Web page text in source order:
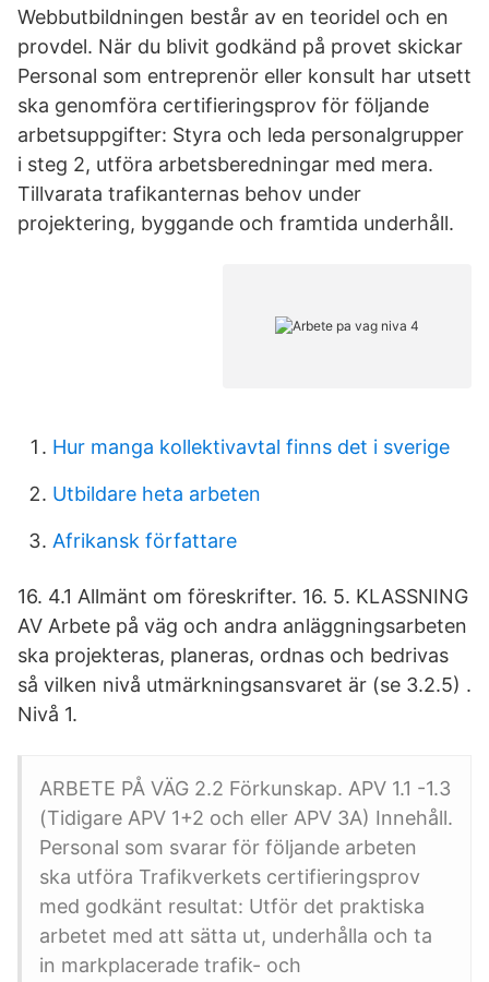
Webbutbildningen består av en teoridel och en
provdel. När du blivit godkänd på provet skickar
Personal som entreprenör eller konsult har utsett
ska genomföra certifieringsprov för följande
arbetsuppgifter: Styra och leda personalgrupper
i steg 2, utföra arbetsberedningar med mera.
Tillvarata trafikanternas behov under
projektering, byggande och framtida underhåll.
Hur manga kollektivavtal finns det i sverige
Utbildare heta arbeten
Afrikansk författare
16. 4.1 Allmänt om föreskrifter. 16. 5. KLASSNING
AV Arbete på väg och andra anläggningsarbeten
ska projekteras, planeras, ordnas och bedrivas
så vilken nivå utmärkningsansvaret är (se 3.2.5) .
Nivå 1.
ARBETE PÅ VÄG 2.2 Förkunskap. APV 1.1 -1.3
(Tidigare APV 1+2 och eller APV 3A) Innehåll.
Personal som svarar för följande arbeten
ska utföra Trafikverkets certifieringsprov
med godkänt resultat: Utför det praktiska
arbetet med att sätta ut, underhålla och ta
in markplacerade trafik- och